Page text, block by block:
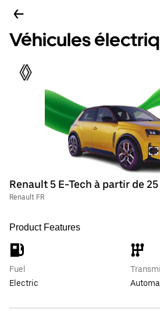
Véhicules
Renault 5 E-Tech à partir de
Renault FR
Product Features
Fuel
Electric